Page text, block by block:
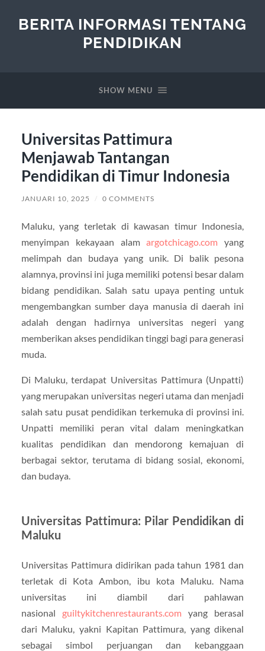
BERITA INFORMASI TENTANG
PENDIDIKAN
SHOW MENU
Universitas Pattimura
Menjawab Tantangan
Pendidikan di Timur Indonesia
JANUARI 10, 2025 / 0 COMMENTS
Maluku, yang terletak di kawasan timur Indonesia,
menyimpan kekayaan alamargotchicago.com yang
melimpah dan budaya yang unik. Di balik pesona
alamnya, provinsi ini juga memiliki potensi besar dalam
bidang pendidikan. Salah satu upaya penting untuk
mengembangkan sumber daya manusia di daerah ini
adalah dengan hadirnya universitas negeri yang
memberikan akses pendidikan tinggi bagi para generasi
muda.
Di Maluku, terdapat Universitas Pattimura (Unpatti)
yang merupakan universitas negeri utama dan menjadi
salah satu pusat pendidikan terkemuka di provinsi ini.
Unpatti memiliki peran vital dalam meningkatkan
kualitas pendidikan dan mendorong kemajuan di
berbagai sektor, terutama di bidang sosial, ekonomi,
dan budaya.
Universitas Pattimura: Pilar Pendidikan di
Maluku
Universitas Pattimura didirikan pada tahun 1981 dan
terletak di Kota Ambon, ibu kota Maluku. Nama
universitas ini diambil dari pahlawan
nasional guiltykitchenrestaurants.com yang berasal
dari Maluku, yakni Kapitan Pattimura, yang dikenal
sebagai simbol perjuangan dan kebanggaan